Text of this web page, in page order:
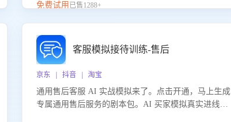
景提供强大的知识支持，帮助用户高效管理和利用知
免费试用 已售1288+
客服模拟接待训练-售后
京东 | 抖音 | 淘宝
通用售后客服 AI 实战模拟来了。点击开通，马上生成
专属通用售后服务的剧本包。AI 买家模拟真实进线咨